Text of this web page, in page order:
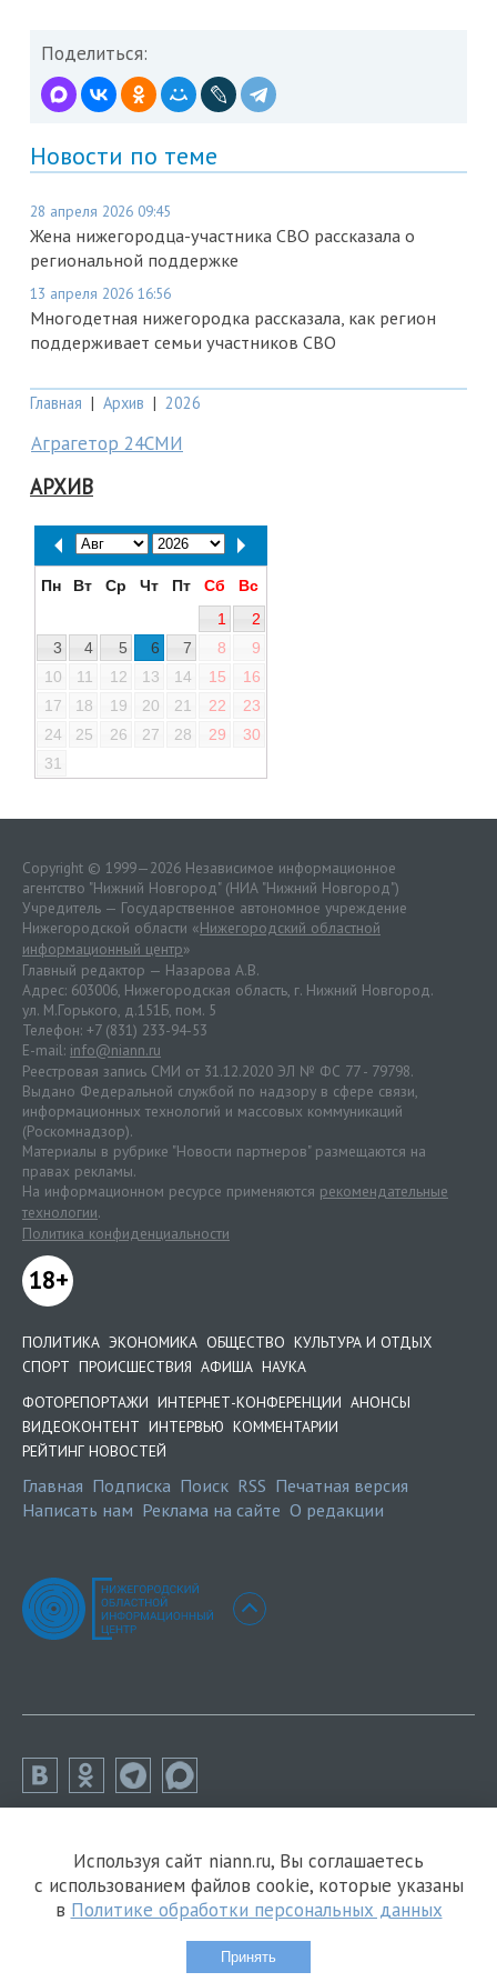
Поделиться:
Новости по теме
28 апреля 2026 09:45
Жена нижегородца-участника СВО рассказала о
региональной поддержке
13 апреля 2026 16:56
Многодетная нижегородка рассказала, как регион
поддерживает семьи участников СВО
Главная | Архив | 2026
Аграгетор 24СМИ
АРХИВ
Пн Вт Ср Чт Пт Сб
Вс
1
2
3
4 5 6 7 8
9
10
11 12 13 14 15
16
17
18 19 20 21 22
23
24
25 26 27 28 29
30
31
Copyright © 1999—2026 Независимое информационное
агентство "Нижний Новгород" (НИА "Нижний Новгород")
Учредитель — Государственное автономное учреждение
Нижегородской области «Нижегородский областной
информационный центр»
Главный редактор — Назарова А.В.
Адрес: 603006, Нижегородская область, г. Нижний Новгород.
ул. М.Горького, д.151Б, пом. 5
Телефон: +7 (831) 233-94-53
E-mail: info@niann.ru
Реестровая запись СМИ от 31.12.2020 ЭЛ № ФС 77 - 79798.
Выдано Федеральной службой по надзору в сфере связи,
информационных технологий и массовых коммуникаций
(Роскомнадзор).
Материалы в рубрике "Новости партнеров" размещаются на
правах рекламы.
На информационном ресурсе применяются рекомендательные
технологии.
Политика конфиденциальности
18+
ПОЛИТИКА ЭКОНОМИКА ОБЩЕСТВО КУЛЬТУРА И ОТДЫХ
СПОРТ ПРОИСШЕСТВИЯ АФИША НАУКА
ФОТОРЕПОРТАЖИ ИНТЕРНЕТ-КОНФЕРЕНЦИИ АНОНСЫ
ВИДЕОКОНТЕНТ ИНТЕРВЬЮ КОММЕНТАРИИ
РЕЙТИНГ НОВОСТЕЙ
Главная Подписка Поиск RSS Печатная версия
Написать нам Реклама на сайте О редакции
Используя сайт niann.ru, Вы соглашаетесь
с использованием файлов cookie, которые указаны
в Политике обработки персональных данных
Принять